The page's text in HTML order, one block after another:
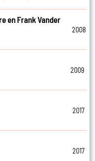
en Frank Vander
2008
2009
2017
2017